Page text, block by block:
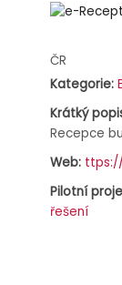
ČR
Kategorie:
Krátký
Recepce
Web:
Pilotní
řešení